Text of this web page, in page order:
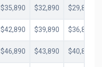
$35,890 $32,890 $29,890
$42,890 $39,890 $36,890
$46,890 $43,890 $40,890